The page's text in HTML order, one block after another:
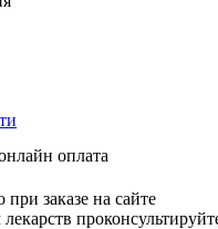
оплата
при заказе на сайте